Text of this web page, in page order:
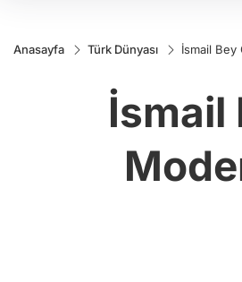
Anasayfa Türk Dünyası İsmail Bey
İsmail